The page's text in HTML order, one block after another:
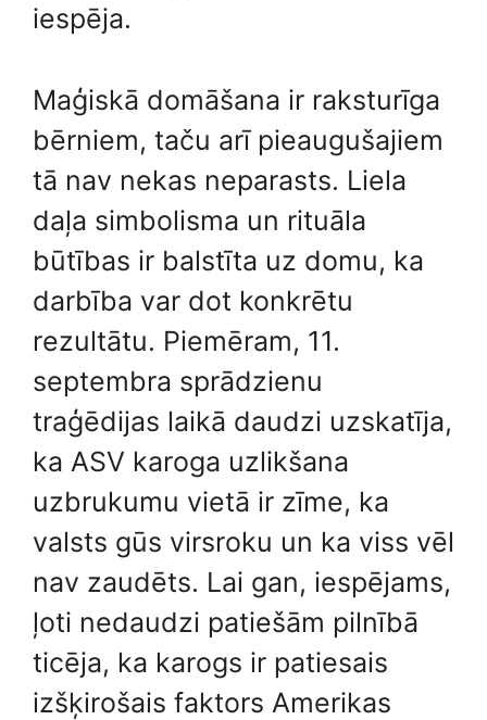
iespēja.
Maģiskā domāšana ir raksturīga
bērniem, taču arī pieaugušajiem
tā nav nekas neparasts. Liela
daļa simbolisma un rituāla
būtības ir balstīta uz domu, ka
darbība var dot konkrētu
rezultātu. Piemēram, 11.
septembra sprādzienu
traģēdijas laikā daudzi uzskatīja,
ka ASV karoga uzlikšana
uzbrukumu vietā ir zīme, ka
valsts gūs virsroku un ka viss vēl
nav zaudēts. Lai gan, iespējams,
ļoti nedaudzi patiešām pilnībā
ticēja, ka karogs ir patiesais
izšķirošais faktors Amerikas